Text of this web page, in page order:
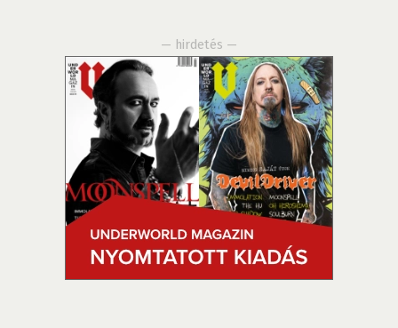
— hirdetés —